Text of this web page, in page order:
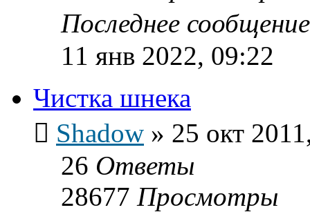
Последнее
11 янв 2022, 09:22
Чистка шнека
Shadow » 25 окт
26 Ответы
28677 Просмотры